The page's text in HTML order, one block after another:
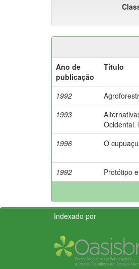
Ano de
publicação
Título
1992
1993
Ocidental.
1996 O
1992
Protótipo
Indexado por